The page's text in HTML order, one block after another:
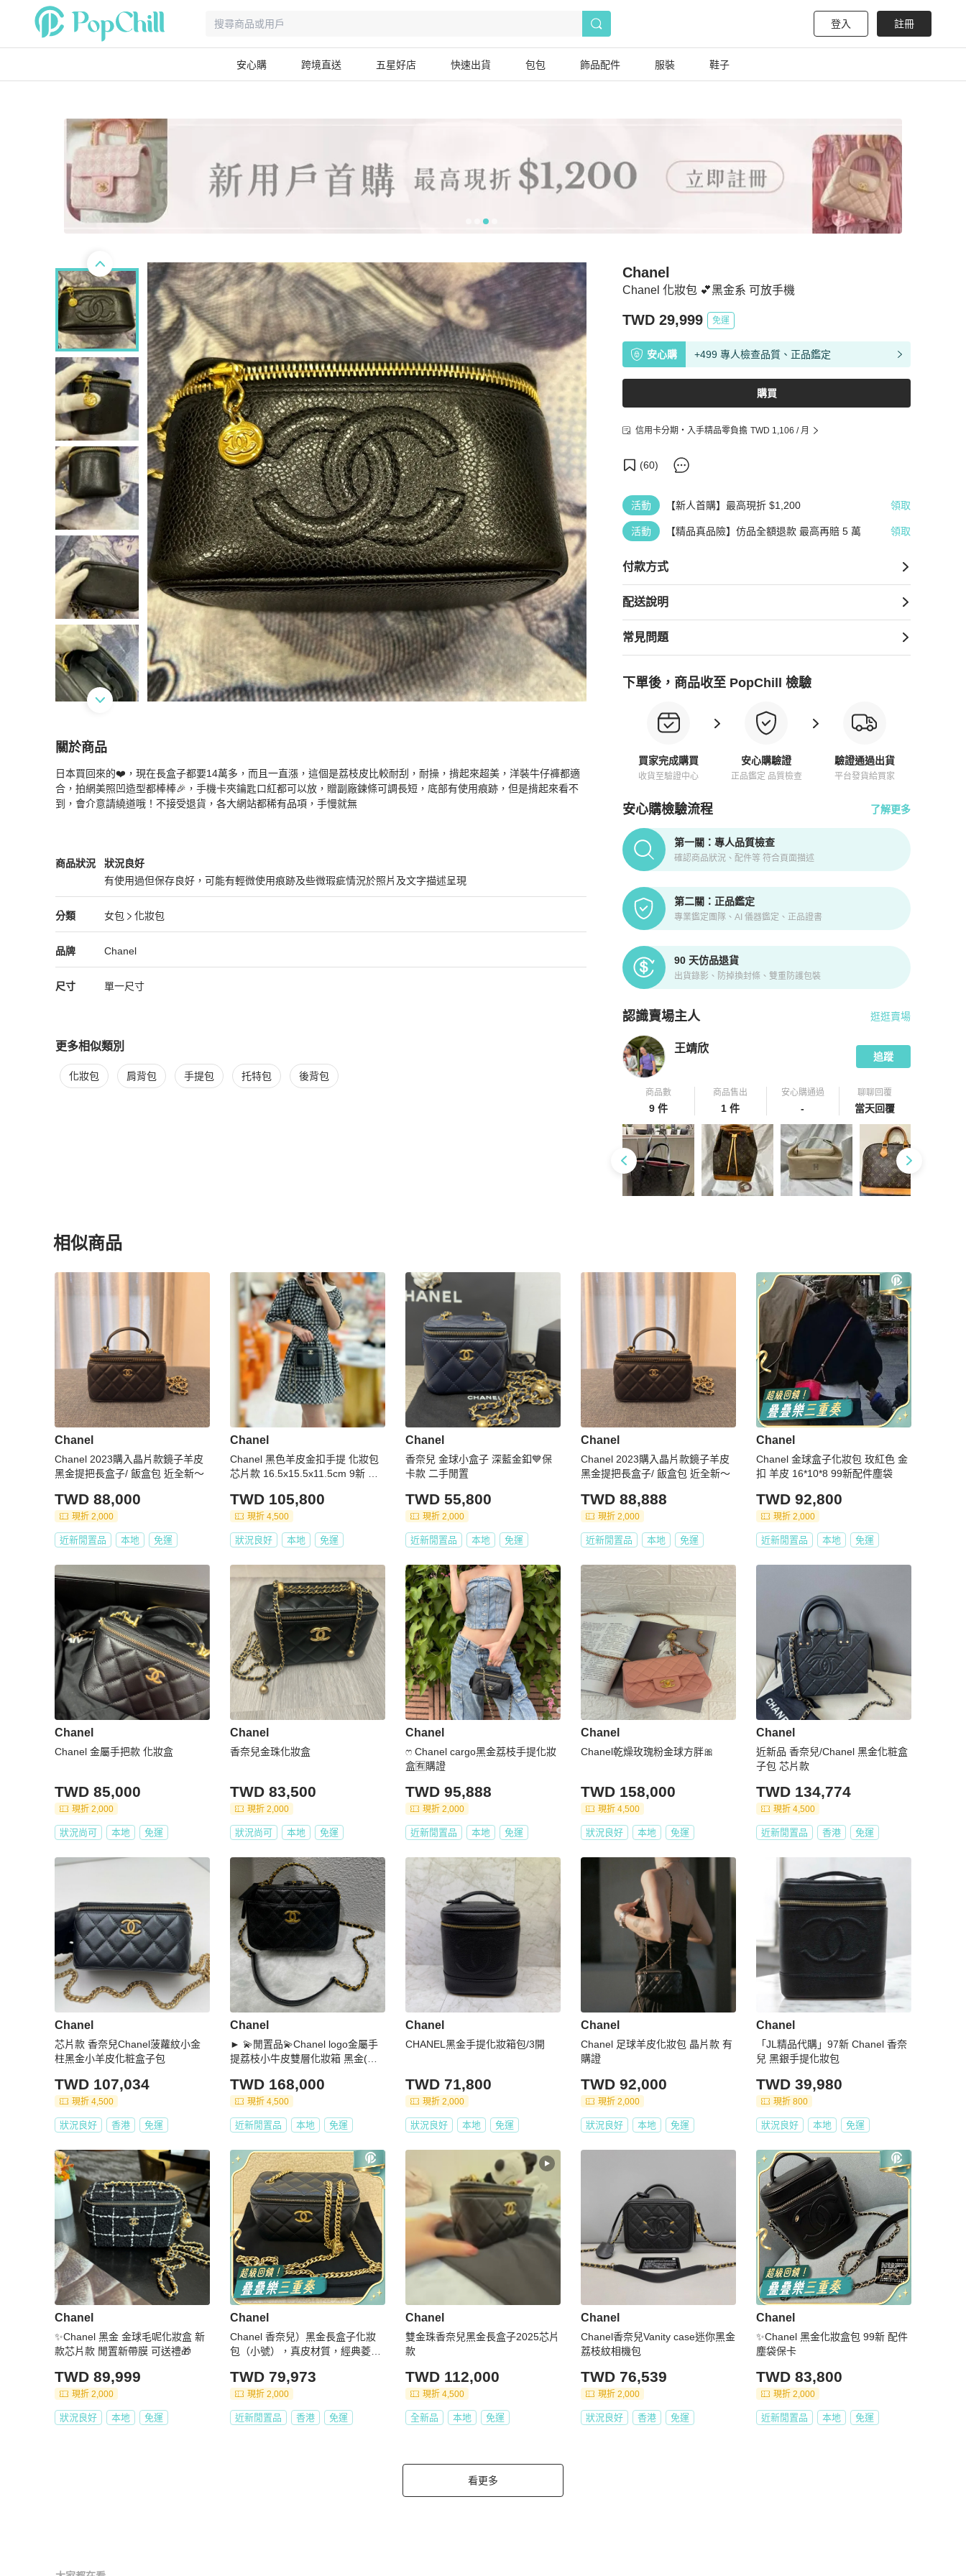
登入 註冊
安心購 跨境直送 五星好店 快速出貨 包包 飾品配件 服裝 鞋子
Chanel 化妝包 💕黑金系 可放手機
Chanel
TWD 29,999 免運
安心購 +499 專人檢查品質、正品鑑定
購買
信用卡分期・入手精品零負擔 TWD 1,106 / 月
(60)
活動 【新人首購】最高現折 $1,200 領取
活動 【精品真品險】仿品全額退款 最高再賠 5 萬 領取
付款方式
配送說明
常見問題
下單後，商品收至 PopChill 檢驗
買家完成購買
收貨至驗證中心
安心購驗證
正品鑑定 品質檢查
驗證通過出貨
平台發貨給買家
安心購檢驗流程 了解更多
PopChill拍拍圈正品驗證、安心購檢驗流程介紹
第一關：專人品質檢查
確認商品狀況、配件等 符合頁面描述
第二關：正品鑑定
專業鑑定團隊、AI 儀器鑑定、正品證書
90 天仿品退貨
出貨錄影、防掉換封條、雙重防護包裝
認識賣場主人
PopChill 拍拍圈嚴選賣家
逛逛賣場
王靖欣
追蹤
商品數
9 件
商品售出
1 件
安心購通過
-
聊聊回覆
當天回覆
關於商品
關於Chanel 化妝包 💕黑金系 可放手機商品詳情與購買須知
日本買回來的❤️，現在長盒子都要14萬多，而且一直漲，這個是荔枝皮比較耐刮，耐操，揹起來超美，洋裝牛仔褲都適
合，拍網美照凹造型都棒棒🎉，手機卡夾鑰匙口紅都可以放，贈副廠鍊條可調長短，底部有使用痕跡，但是揹起來看不
到，會介意請繞道哦！不接受退貨，各大網站都稀有品項，手慢就無
商品狀況
Chanel女包商品狀態與細節
狀況良好
有使用過但保存良好，可能有輕微使用痕跡及些微瑕疵情況於照片及文字描述呈現
狀況良好
分類
Chanel 女包分類資訊
女包
化妝包
女包/化妝包推薦
品牌
Chanel 精品女包品牌介紹
Chanel
Chanel 推薦清單
尺寸 單一尺寸
更多相似類別
更多Chanel 女包相似商品推薦
化妝包 肩背包 手提包 托特包 後背包
相似商品
更多相似Chanel女包推薦精品
Chanel
Chanel 2023購入晶片款鏡子羊皮
黑金提把長盒子/ 飯盒包 近全新～
TWD 88,000
現折 2,000
近新閒置品 本地 免運
Chanel
Chanel 黑色羊皮金扣手提 化妝包
芯片款 16.5x15.5x11.5cm 9新 配
TWD 105,800
現折 4,500
狀況良好 本地 免運
Chanel
香奈兒 金球小盒子 深藍金釦💙保
卡款 二手閒置
TWD 55,800
現折 2,000
近新閒置品 本地 免運
Chanel
Chanel 2023購入晶片款鏡子羊皮
黑金提把長盒子/ 飯盒包 近全新～
TWD 88,888
現折 2,000
近新閒置品 本地 免運
Chanel
Chanel 金球盒子化妝包 玫紅色 金
扣 羊皮 16*10*8 99新配件塵袋
TWD 92,800
現折 2,000
近新閒置品 本地 免運
Chanel
Chanel 金屬手把款 化妝盒
TWD 85,000
現折 2,000
狀況尚可 本地 免運
Chanel
香奈兒金珠化妝盒
TWD 83,500
現折 2,000
狀況尚可 本地 免運
Chanel
ෆ Chanel cargo黑金荔枝手提化妝
盒🈶購證
TWD 95,888
現折 2,000
近新閒置品 本地 免運
Chanel
Chanel乾燥玫瑰粉金球方胖🎀
TWD 158,000
現折 4,500
狀況良好 本地 免運
Chanel
近新品 香奈兒/Chanel 黑金化粧盒
子包 芯片款
TWD 134,774
現折 4,500
近新閒置品 香港 免運
Chanel
芯片款 香奈兒Chanel菠蘿紋小金
柱黑金小羊皮化粧盒子包
TWD 107,034
現折 4,500
狀況良好 香港 免運
Chanel
► 💫閒置品💫Chanel logo金屬手
提荔枝小牛皮雙層化妝箱 黑金(晶
TWD 168,000
現折 4,500
近新閒置品 本地 免運
Chanel
CHANEL黑金手提化妝箱包/3開
TWD 71,800
現折 2,000
狀況良好 本地 免運
Chanel
Chanel 足球羊皮化妝包 晶片款 有
購證
TWD 92,000
現折 2,000
狀況良好 本地 免運
Chanel
「JL精品代購」97新 Chanel 香奈
兒 黑銀手提化妝包
TWD 39,980
現折 800
狀況良好 本地 免運
Chanel
✨Chanel 黑金 金球毛呢化妝盒 新
款芯片款 閒置新帶膜 可送禮🎁
TWD 89,999
現折 2,000
狀況良好 本地 免運
Chanel
Chanel 香奈兒）黑金長盒子化妝
包（小號），真皮材質，經典菱格
常化妝收納 附件：附防塵袋、芯片
TWD 79,973
現折 2,000
近新閒置品 香港 免運
Chanel
雙金珠香奈兒黑金長盒子2025芯片
款
TWD 112,000
現折 4,500
全新品 本地 免運
Chanel
Chanel香奈兒Vanity case迷你黑金
荔枝紋相機包
TWD 76,539
現折 2,000
狀況良好 香港 免運
Chanel
✨Chanel 黑金化妝盒包 99新 配件
塵袋保卡
TWD 83,800
現折 2,000
近新閒置品 本地 免運
看更多